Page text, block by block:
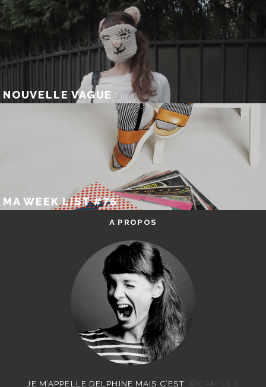
NOUVELLE VAGUE
MA WEEK LIST #76
A PROPOS
JE M’APPELLE DELPHINE MAIS C’EST ©CAMILLE